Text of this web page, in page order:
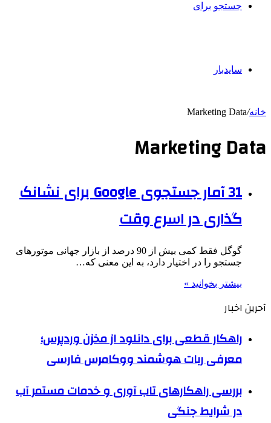
جستجو برای
سایدبار
خانه/
Marketing Data
Marketing Data
31 آمار جستجوی Google برای نشانک
گذاری در اسرع وقت
گوگل فقط کمی بیش از 90 درصد از بازار جهانی موتورهای
جستجو را در اختیار دارد، به این معنی که…
بیشتر بخوانید »
آحرین اخبار
راهکار قطعی برای دانلود از مخزن وردپرس؛
معرفی ربات هوشمند ووکامرس فارسی
بررسی راهکارهای تاب آوری و خدمات مستمر آب
در شرایط جنگی